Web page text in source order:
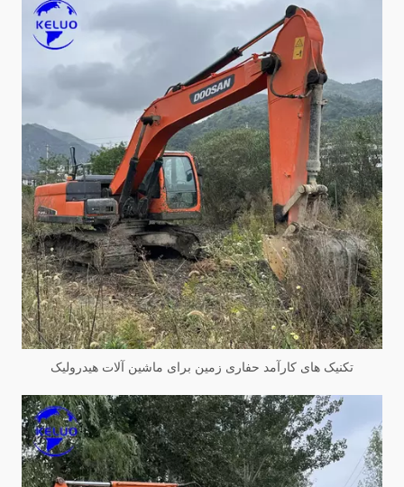
تکنیک های کارآمد حفاری زمین برای ماشین آلات هیدرولیک